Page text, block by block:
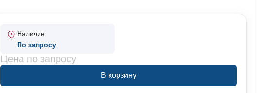
Наличие
По запросу
Цена по запросу
В корзину